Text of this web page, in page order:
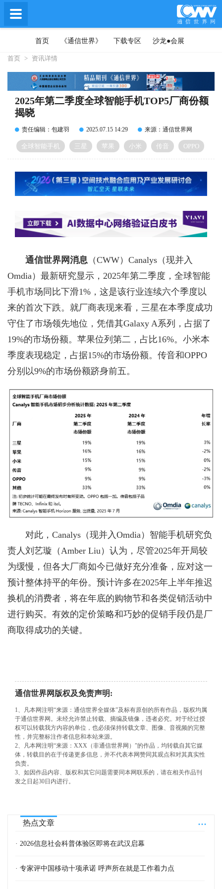
首页 《通信世界》 下载专区 沙龙●会展
首页 > 资讯详情
2025年第二季度全球智能手机TOP5厂商份额
揭晓
责任编辑：包建羽 2025.07.15 14:29 来源：通信世界网
全球智能手机 三星 苹果 小米 传音 OPPO
通信世界网消息 （CWW） Canalys （现并入
Omdia ）最新研究显示， 2025年第二季度，全球智能
手机市场同比下滑1% ，这是该行业连续六个季度以
来的首次下跌。就厂商表现来看，三星在本季度成功
守住了市场领先地位，凭借其Galaxy A系列，占据了
19%的市场份额。苹果位列第二，占比16%。小米本
季度表现稳定，占据15%的市场份额。 传音和OPPO
分别以9%的市场份额跻身前五。
对此，Canalys（现并入Omdia）智能手机研究负
责人刘艺璇（Amber Liu）认为，尽管2025年开局较
为缓慢，但各大厂商如今已做好充分准备，应对这一
预计整体持平的年份。预计许多在2025年上半年推迟
换机的消费者，将在年底的购物节和各类促销活动中
进行购买。有效的定价策略和巧妙的促销手段仍是厂
商取得成功的关键。
通信世界网版权及免责声明:
1、凡本网注明“来源：通信世界全媒体”及标有原创的所有作品，版权均属
于通信世界网。未经允许禁止转载、摘编及镜像，违者必究。对于经过授
权可以转载我方内容的单位，也必须保持转载文章、图像、音视频的完整
性，并完整标注作者信息和本站来源。
2、凡本网注明“来源：XXX（非通信世界网）”的作品，均转载自其它媒
体，转载目的在于传递更多信息，并不代表本网赞同其观点和对其真实性
负责。
3、如因作品内容、版权和其它问题需要同本网联系的，请在相关作品刊
发之日起30日内进行。
...
热点文章
· 2026信息社会科普体验区即将在武汉启幕
· 专家评中国移动十项承诺 呼声所在就是工作着力点